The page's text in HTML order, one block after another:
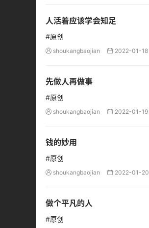
人活着应该学会知足
#原创
 shoukangbaojian  2022-01-18
先做人再做事
#原创
 shoukangbaojian  2022-01-19
钱的妙用
#原创
 shoukangbaojian  2022-01-20
做个平凡的人
#原创